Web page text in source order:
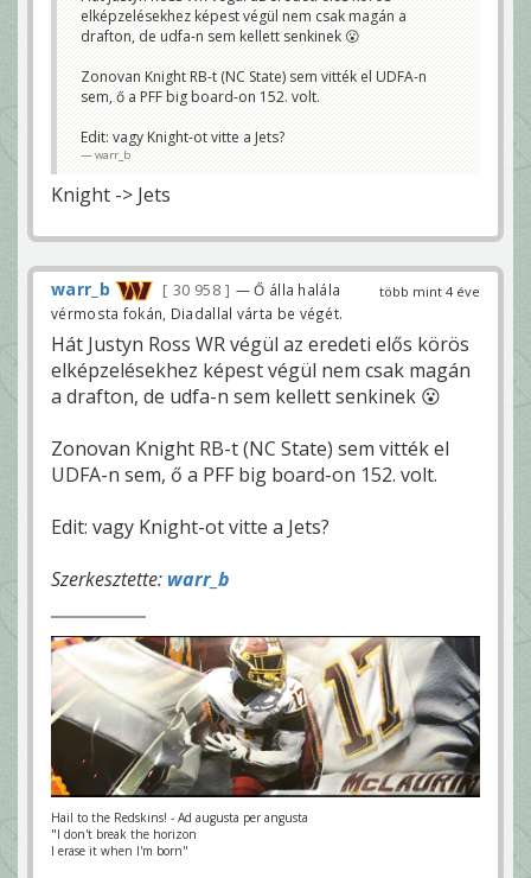
elképzelésekhez képest végül nem csak magán a
drafton, de udfa-n sem kellett senkinek 😮
Zonovan Knight RB-t (NC State) sem vitték el UDFA-n
sem, ő a PFF big board-on 152. volt.
Edit: vagy Knight-ot vitte a Jets?
warr_b
Knight -> Jets
több mint 4 éve
warr_b 30 958
— Ő álla halála
vérmosta fokán, Diadallal várta be végét.
Hát Justyn Ross WR végül az eredeti elős körös
elképzelésekhez képest végül nem csak magán
a drafton, de udfa-n sem kellett senkinek 😮
Zonovan Knight RB-t (NC State) sem vitték el
UDFA-n sem, ő a PFF big board-on 152. volt.
Edit: vagy Knight-ot vitte a Jets?
Szerkesztette: warr_b
Hail to the Redskins! - Ad augusta per angusta
"I don't break the horizon
I erase it when I'm born"